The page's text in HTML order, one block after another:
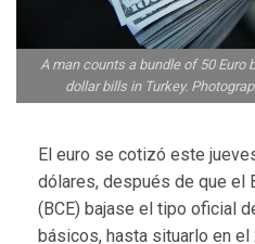
A man counts a bundle of 50 Euro
dollar bills in Turkey.
El euro se cotizó este
dólares, después de que el
(BCE) bajase el tipo oficial
básicos, hasta situarlo en el